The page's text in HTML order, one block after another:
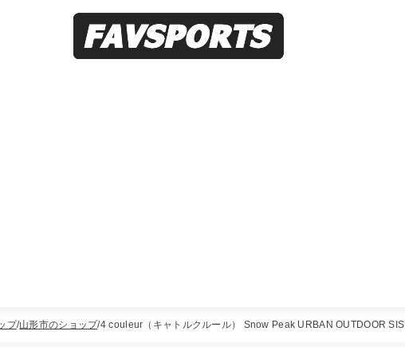
プ 山形市のショップ 4 couleur（キャトルクルール） Snow Peak URBAN OUTDOOR SIS